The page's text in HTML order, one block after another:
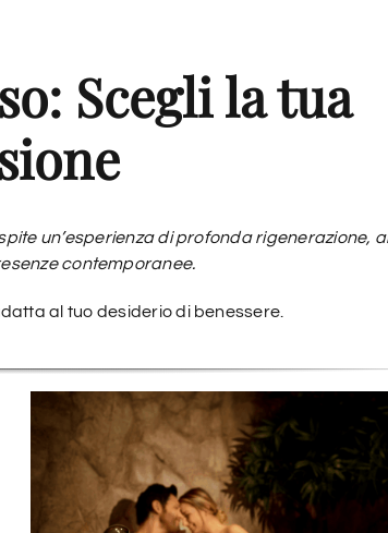
Scegli la tua
un’esperienza di profonda rigenerazione,
contemporanee.
al tuo desiderio di benessere.